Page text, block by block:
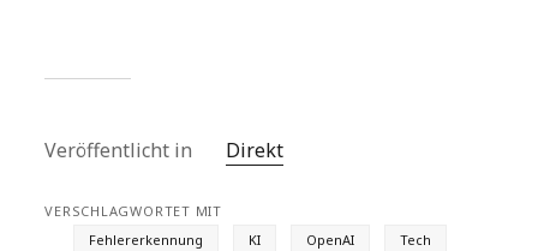
Veröffentlicht in Direkt
VERSCHLAGWORTET MIT
Fehlererkennung
KI OpenAI Tech